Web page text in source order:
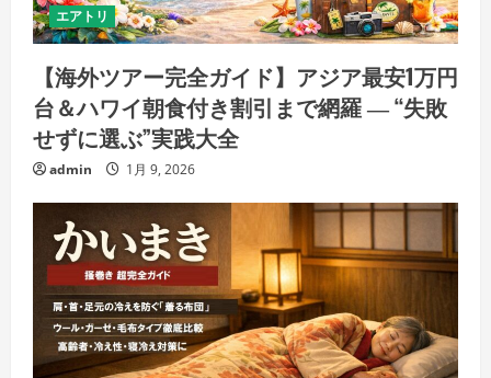
エアトリ
【海外ツアー完全ガイド】アジア最安1万円
台＆ハワイ朝食付き割引まで網羅 ― “失敗
せずに選ぶ”実践大全
admin 1月 9, 2026